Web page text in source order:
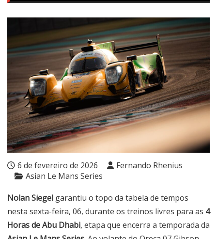
6 de fevereiro de 2026
Fernando Rhenius
Asian Le Mans Series
Nolan Siegel garantiu o topo da tabela de tempos
nesta sexta-feira, 06, durante os treinos livres para as 4
Horas de Abu Dhabi, etapa que encerra a temporada da